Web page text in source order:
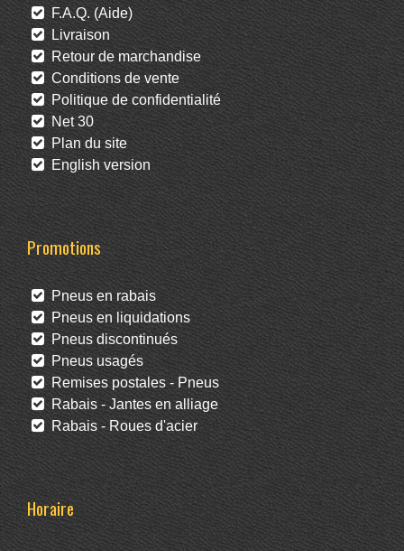
F.A.Q. (Aide)
Livraison
Retour de marchandise
Conditions de vente
Politique de confidentialité
Net 30
Plan du site
English version
Promotions
Pneus en rabais
Pneus en liquidations
Pneus discontinués
Pneus usagés
Remises postales - Pneus
Rabais - Jantes en alliage
Rabais - Roues d'acier
Horaire